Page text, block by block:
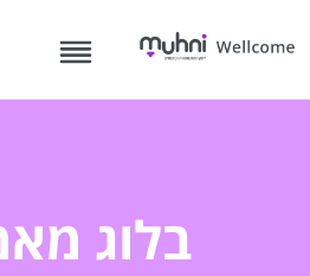
בלוג